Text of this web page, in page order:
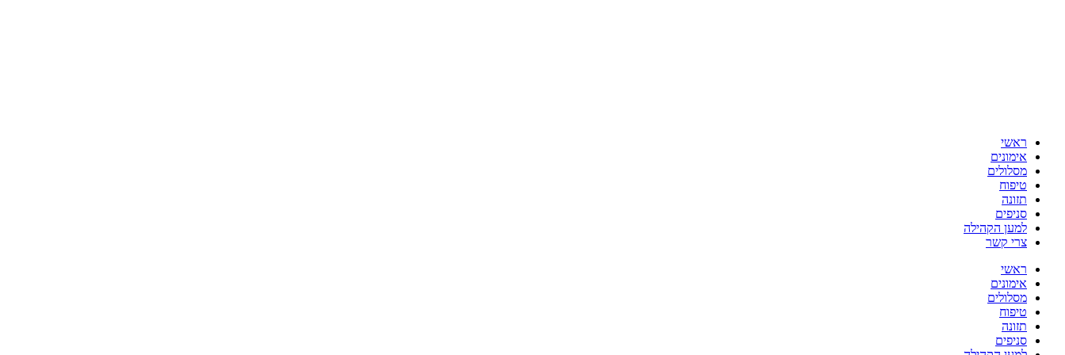
ראשי
אימונים
מסלולים
טיפוח
תזונה
סניפים
למען הקהילה
צרי קשר
ראשי
אימונים
מסלולים
טיפוח
תזונה
סניפים